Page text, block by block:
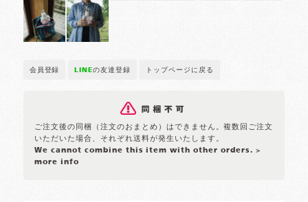
会員登録 LINEの友達登録 トップページに戻る
ご注文後の同梱（注文のおまとめ）はできません。複数回ご注文
いただいた場合、それぞれ送料が発生いたします。
We cannot combine this item with other orders. >
more info